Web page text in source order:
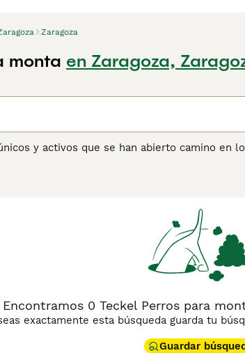
Zaragoza
monta en Zaragoza,
y activos que se han abierto camino en
y felizmente hará tanto ejercicio como su
para obtener
Encontramos 0 Teckel Perros para
exactamente esta búsqueda guarda tu
Guardar